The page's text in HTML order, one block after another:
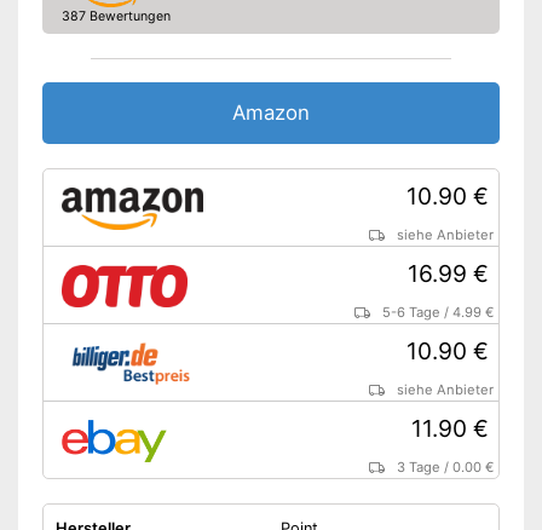
387 Bewertungen
Amazon
10.90 €
siehe Anbieter
16.99 €
5-6 Tage /4.99 €
10.90 €
siehe Anbieter
11.90 €
3 Tage /0.00 €